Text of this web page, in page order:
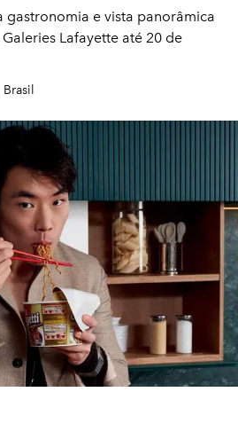
gastronomia e vista panorâmica
Lafayette até 20 de